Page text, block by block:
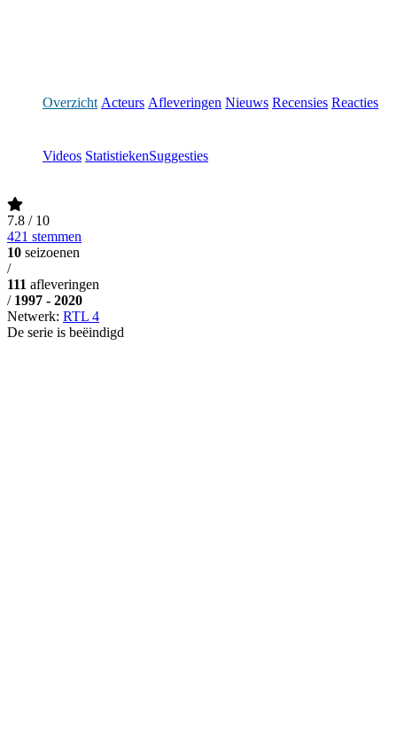
Overzicht Acteurs Afleveringen Nieuws Recensies Reacties
Videos StatistiekenSuggesties
7.8 / 10
421 stemmen
10 seizoenen
/
111 afleveringen
/ 1997 - 2020
Netwerk: RTL 4
De serie is beëindigd